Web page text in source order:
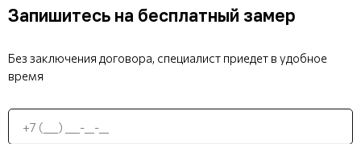
Запишитесь на бесплатный замер
Без заключения договора, специалист приедет в удобное
время